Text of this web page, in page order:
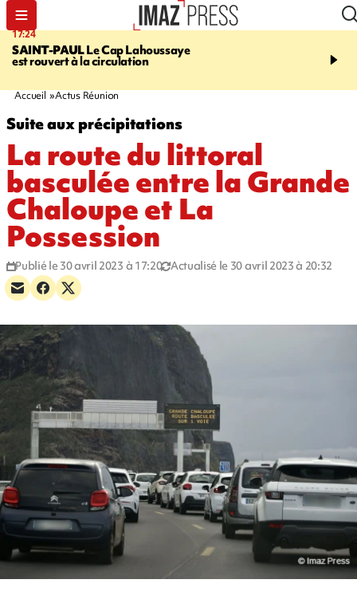
17:24
SAINT-PAULLe Cap Lahoussaye
est rouvert à la circulation
19:49
Quentin Dumontier, sa
Accueil Actus Réunion
Suite aux précipitations
La route du littoral
basculée entre la Grande
Chaloupe et La
Possession
Publié le 30 avril 2023 à 17:20 Actualisé le 30 avril 2023 à 20:32